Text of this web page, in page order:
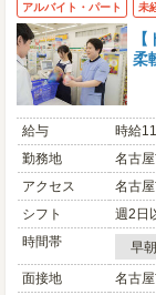
アルバイト・パート 未
柔
給与
時給
勤務地
名古
アクセス
名古
シフト
週2日
時間帯
早朝
面接地
名古